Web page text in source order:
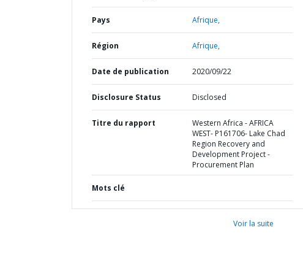
Pays Afrique,
Région Afrique,
Date de publication 2020/09/22
Disclosure Status Disclosed
Titre du rapport
Western Africa - AFRICA
WEST- P161706- Lake Chad
Region Recovery and
Development Project -
Procurement Plan
Mots clé
Voir la suite